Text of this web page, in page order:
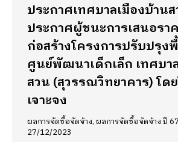
ประกาศเทศบาลเมืองบ้านส
ประกาศผู้ชนะการเสนอรา
ก่อสร้างโครงการปรับปรุง
ศูนย์พัฒนาเด็กเล็ก เทศบา
สวน (สุวรรณวิทยาคาร) โด
เจาะจง
ผลการจัดซื้อจัดจ้าง,ผลการจัดซื้อจัดจ้าง ปี 67
27/12/2023